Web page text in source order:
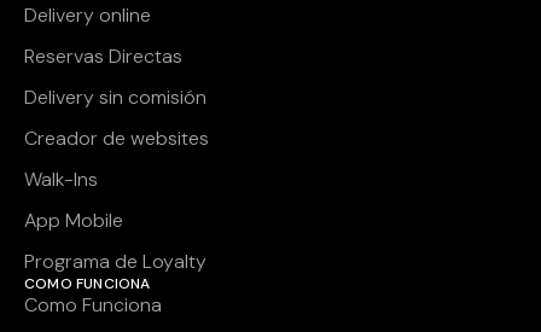
Delivery online
Reservas Directas
Delivery sin comisión
Creador de websites
Walk-Ins
App Mobile
Programa de Loyalty
COMO FUNCIONA
Como Funciona